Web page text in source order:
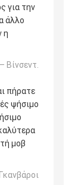
για την
άλλο
η
Βίνσεντ.
πήρατε
ψήσιμο
μοβ